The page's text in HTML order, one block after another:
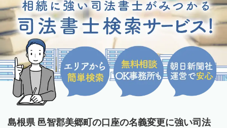
島根県 邑智郡美郷町の口座の名義変更に強い司法